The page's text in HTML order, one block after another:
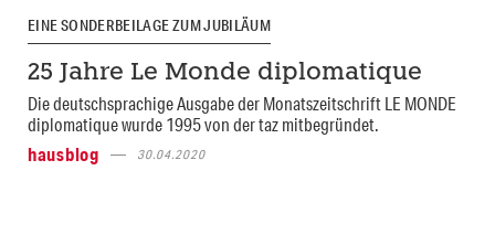
EINE SONDERBEILAGE ZUM JUBILÄUM
25 Jahre Le Monde diplomatique
Die deutschsprachige Ausgabe der Monatszeitschrift LE MONDE
diplomatique wurde 1995 von der taz mitbegründet.
hausblog
30.04.2020